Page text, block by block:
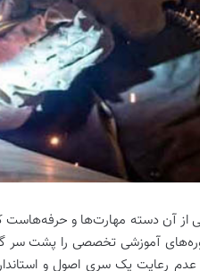
از آن دسته مهارت‌ها و حرفه‌هاست
آموزشی تخصصی را پشت سر
عدم رعایت یک سری اصول و